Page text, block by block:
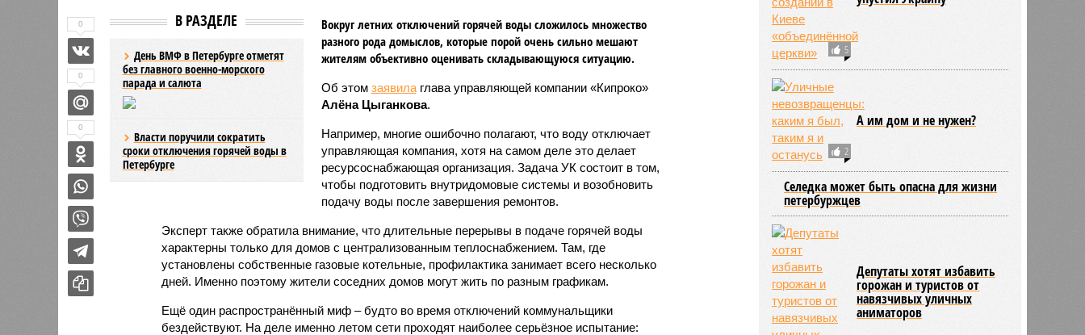
В РАЗДЕЛЕ
День ВМФ в Петербурге отметят
без главного военно-морского
парада и салюта
Власти поручили сократить
сроки отключения горячей воды в
Петербурге
Вокруг летних отключений горячей воды сложилось множество
разного рода домыслов, которые порой очень сильно мешают
жителям объективно оценивать складывающуюся ситуацию.
Об этом заявилаглава управляющей компании «Кипроко»
Алёна Цыганкова.
Например, многие ошибочно полагают, что воду отключает
управляющая компания, хотя на самом деле это делает
ресурсоснабжающая организация. Задача УК состоит в том,
чтобы подготовить внутридомовые системы и возобновить
подачу воды после завершения ремонтов.
Эксперт также обратила внимание, что длительные перерывы в подаче горячей воды
характерны только для домов с централизованным теплоснабжением. Там, где
установлены собственные газовые котельные, профилактика занимает всего несколько
дней. Именно поэтому жители соседних домов могут жить по разным графикам.
Ещё один распространённый миф – будто во время отключений коммунальщики
бездействуют. На деле именно летом сети проходят наиболее серьёзное испытание:
0
0
0
5
2
А им дом и не нужен?
Селедка может быть опасна для жизни
петербуржцев
Депутаты хотят избавить
горожан и туристов от
навязчивых уличных
аниматоров